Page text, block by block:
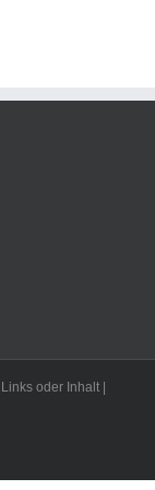
oder Inhalt |